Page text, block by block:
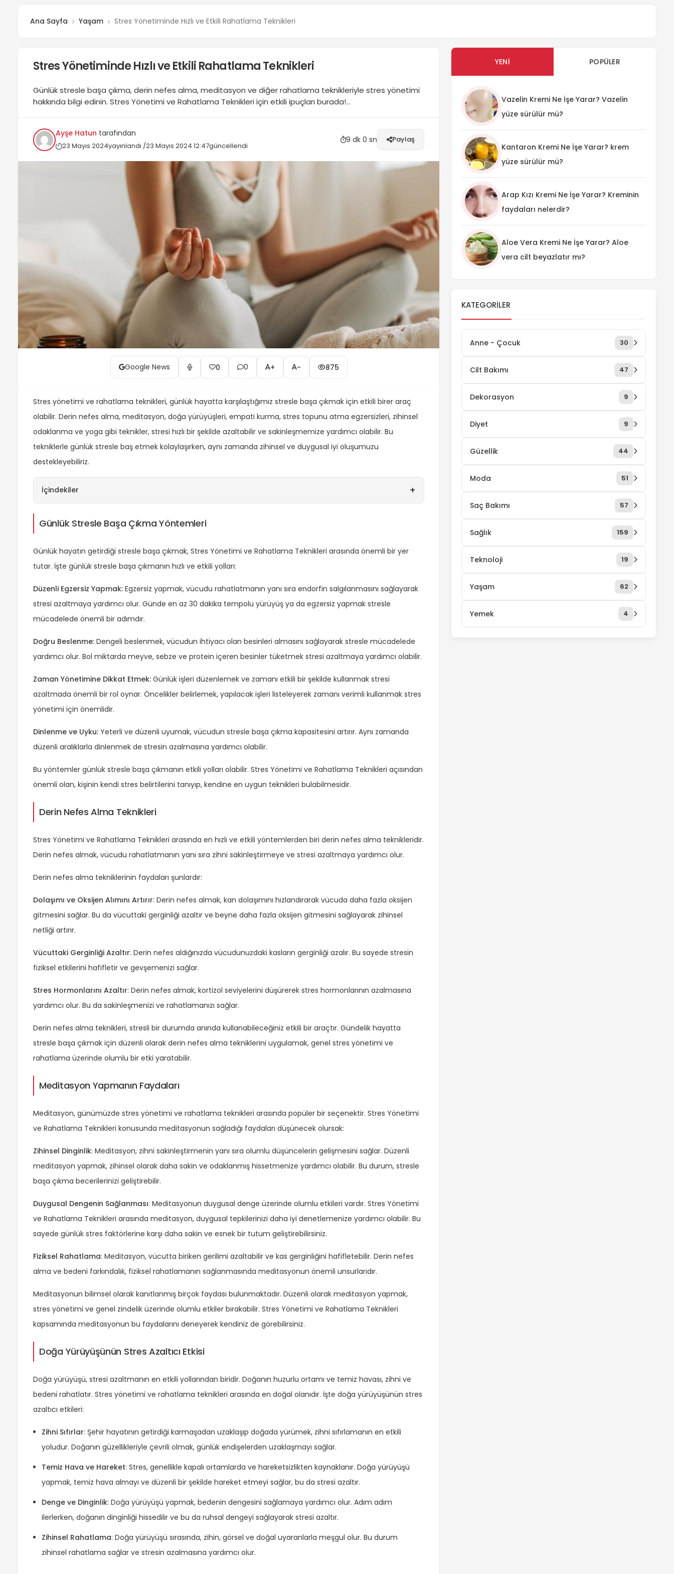
Ana Sayfa Yaşam Stres Yönetiminde Hızlı ve Etkili Rahatlama Teknikleri
Stres Yönetiminde Hızlı ve Etkili Rahatlama Teknikleri
Günlük stresle başa çıkma, derin nefes alma, meditasyon ve diğer rahatlama teknikleriyle stres yönetimi
hakkında bilgi edinin. Stres Yönetimi ve Rahatlama Teknikleri için etkili ipuçları burada!...
Ayşe Hatun tarafından
23 Mayıs 2024yayınlandı /23 Mayıs 2024 12:47güncellendi
9 dk 0 sn Paylaş
Google News 0 0 + - 875
Stres yönetimi ve rahatlama teknikleri, günlük hayatta karşılaştığımız stresle başa çıkmak için etkili birer araç
olabilir. Derin nefes alma, meditasyon, doğa yürüyüşleri, empati kurma, stres topunu atma egzersizleri, zihinsel
odaklanma ve yoga gibi teknikler, stresi hızlı bir şekilde azaltabilir ve sakinleşmemize yardımcı olabilir. Bu
tekniklerle günlük stresle baş etmek kolaylaşırken, aynı zamanda zihinsel ve duygusal iyi oluşumuzu
destekleyebiliriz.
İçindekiler +
Günlük Stresle Başa Çıkma Yöntemleri
Günlük hayatın getirdiği stresle başa çıkmak, Stres Yönetimi ve Rahatlama Teknikleri arasında önemli bir yer
tutar. İşte günlük stresle başa çıkmanın hızlı ve etkili yolları:
Düzenli Egzersiz Yapmak: Egzersiz yapmak, vücudu rahatlatmanın yanı sıra endorfin salgılanmasını sağlayarak
stresi azaltmaya yardımcı olur. Günde en az 30 dakika tempolu yürüyüş ya da egzersiz yapmak stresle
mücadelede önemli bir adımdır.
Doğru Beslenme: Dengeli beslenmek, vücudun ihtiyacı olan besinleri almasını sağlayarak stresle mücadelede
yardımcı olur. Bol miktarda meyve, sebze ve protein içeren besinler tüketmek stresi azaltmaya yardımcı olabilir.
Zaman Yönetimine Dikkat Etmek: Günlük işleri düzenlemek ve zamanı etkili bir şekilde kullanmak stresi
azaltmada önemli bir rol oynar. Öncelikler belirlemek, yapılacak işleri listeleyerek zamanı verimli kullanmak stres
yönetimi için önemlidir.
Dinlenme ve Uyku: Yeterli ve düzenli uyumak, vücudun stresle başa çıkma kapasitesini artırır. Aynı zamanda
düzenli aralıklarla dinlenmek de stresin azalmasına yardımcı olabilir.
Bu yöntemler günlük stresle başa çıkmanın etkili yolları olabilir. Stres Yönetimi ve Rahatlama Teknikleri açısından
önemli olan, kişinin kendi stres belirtilerini tanıyıp, kendine en uygun teknikleri bulabilmesidir.
Derin Nefes Alma Teknikleri
Stres Yönetimi ve Rahatlama Teknikleri arasında en hızlı ve etkili yöntemlerden biri derin nefes alma teknikleridir.
Derin nefes almak, vücudu rahatlatmanın yanı sıra zihni sakinleştirmeye ve stresi azaltmaya yardımcı olur.
Derin nefes alma tekniklerinin faydaları şunlardır:
Dolaşımı ve Oksijen Alımını Artırır: Derin nefes almak, kan dolaşımını hızlandırarak vücuda daha fazla oksijen
gitmesini sağlar. Bu da vücuttaki gerginliği azaltır ve beyne daha fazla oksijen gitmesini sağlayarak zihinsel
netliği artırır.
Vücuttaki Gerginliği Azaltır: Derin nefes aldığınızda vücudunuzdaki kasların gerginliği azalır. Bu sayede stresin
fiziksel etkilerini hafifletir ve gevşemenizi sağlar.
Stres Hormonlarını Azaltır: Derin nefes almak, kortizol seviyelerini düşürerek stres hormonlarının azalmasına
yardımcı olur. Bu da sakinleşmenizi ve rahatlamanızı sağlar.
Derin nefes alma teknikleri, stresli bir durumda anında kullanabileceğiniz etkili bir araçtır. Gündelik hayatta
stresle başa çıkmak için düzenli olarak derin nefes alma tekniklerini uygulamak, genel stres yönetimi ve
rahatlama üzerinde olumlu bir etki yaratabilir.
Meditasyon Yapmanın Faydaları
Meditasyon, günümüzde stres yönetimi ve rahatlama teknikleri arasında popüler bir seçenektir. Stres Yönetimi
ve Rahatlama Teknikleri konusunda meditasyonun sağladığı faydaları düşünecek olursak:
Zihinsel Dinginlik: Meditasyon, zihni sakinleştirmenin yanı sıra olumlu düşüncelerin gelişmesini sağlar. Düzenli
meditasyon yapmak, zihinsel olarak daha sakin ve odaklanmış hissetmenize yardımcı olabilir. Bu durum, stresle
başa çıkma becerilerinizi geliştirebilir.
Duygusal Dengenin Sağlanması: Meditasyonun duygusal denge üzerinde olumlu etkileri vardır. Stres Yönetimi
ve Rahatlama Teknikleri arasında meditasyon, duygusal tepkilerinizi daha iyi denetlemenize yardımcı olabilir. Bu
sayede günlük stres faktörlerine karşı daha sakin ve esnek bir tutum geliştirebilirsiniz.
Fiziksel Rahatlama: Meditasyon, vücutta biriken gerilimi azaltabilir ve kas gerginliğini hafifletebilir. Derin nefes
alma ve bedeni farkındalık, fiziksel rahatlamanın sağlanmasında meditasyonun önemli unsurlarıdır.
Meditasyonun bilimsel olarak kanıtlanmış birçok faydası bulunmaktadır. Düzenli olarak meditasyon yapmak,
stres yönetimi ve genel zindelik üzerinde olumlu etkiler bırakabilir. Stres Yönetimi ve Rahatlama Teknikleri
kapsamında meditasyonun bu faydalarını deneyerek kendiniz de görebilirsiniz.
Doğa Yürüyüşünün Stres Azaltıcı Etkisi
Doğa yürüyüşü, stresi azaltmanın en etkili yollarından biridir. Doğanın huzurlu ortamı ve temiz havası, zihni ve
bedeni rahatlatır. Stres yönetimi ve rahatlama teknikleri arasında en doğal olanıdır. İşte doğa yürüyüşünün stres
azaltıcı etkileri:
Zihni Sıfırlar: Şehir hayatının getirdiği karmaşadan uzaklaşıp doğada yürümek, zihni sıfırlamanın en etkili
yoludur. Doğanın güzellikleriyle çevrili olmak, günlük endişelerden uzaklaşmayı sağlar.
Temiz Hava ve Hareket: Stres, genellikle kapalı ortamlarda ve hareketsizlikten kaynaklanır. Doğa yürüyüşü
yapmak, temiz hava almayı ve düzenli bir şekilde hareket etmeyi sağlar, bu da stresi azaltır.
Denge ve Dinginlik: Doğa yürüyüşü yapmak, bedenin dengesini sağlamaya yardımcı olur. Adım adım
ilerlerken, doğanın dinginliği hissedilir ve bu da ruhsal dengeyi sağlayarak stresi azaltır.
Zihinsel Rahatlama: Doğa yürüyüşü sırasında, zihin, görsel ve doğal uyaranlarla meşgul olur. Bu durum
zihinsel rahatlama sağlar ve stresin azalmasına yardımcı olur.
YENI POPÜLER
Vazelin Kremi Ne İşe Yarar? Vazelin
yüze sürülür mü?
Kantaron Kremi Ne İşe Yarar? krem
yüze sürülür mü?
Arap Kızı Kremi Ne İşe Yarar? Kreminin
faydaları nelerdir?
Aloe Vera Kremi Ne İşe Yarar? Aloe
vera cilt beyazlatır mı?
KATEGORILER
Anne - Çocuk 30
Cilt Bakımı 47
Dekorasyon 9
Diyet 9
Güzellik 44
Moda 51
Saç Bakımı 57
Sağlık 159
Teknoloji 19
Yaşam 62
Yemek 4